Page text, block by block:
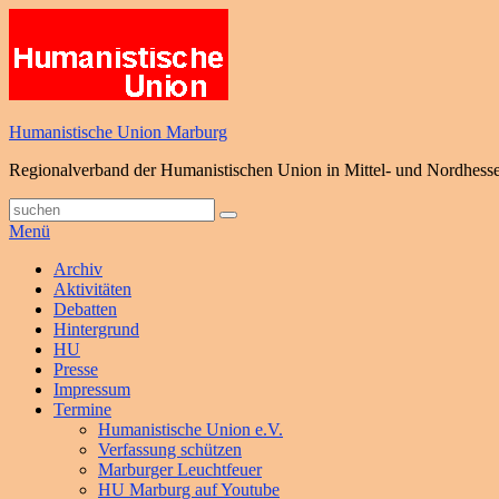
springen
Humanistische Union Marburg
Regionalverband der Humanistischen Union in Mittel- und
Suche
nach:
Suchen
Menü
Primäres
Menü
Archiv
Aktivitäten
Debatten
Hintergrund
HU
Presse
Impressum
Termine
Humanistische Union e.V.
Verfassung schützen
Marburger Leuchtfeuer
HU Marburg auf Youtube